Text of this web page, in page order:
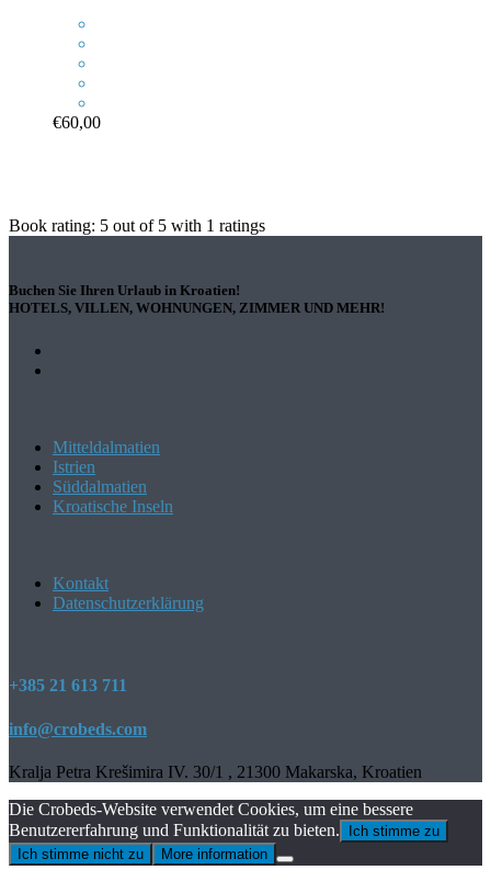
€60,00
Book rating: 5 out of 5 with 1 ratings
Buchen Sie Ihren Urlaub in Kroatien!
HOTELS, VILLEN, WOHNUNGEN, ZIMMER UND MEHR!
Mitteldalmatien
Istrien
Süddalmatien
Kroatische Inseln
Kontakt
Datenschutzerklärung
+385 21 613 711
info@crobeds.com
Kralja Petra Krešimira IV. 30/1 , 21300 Makarska, Kroatien
Die Crobeds-Website verwendet Cookies, um eine bessere
Benutzererfahrung und Funktionalität zu bieten.
Ich stimme zu
Ich stimme nicht zu
More information